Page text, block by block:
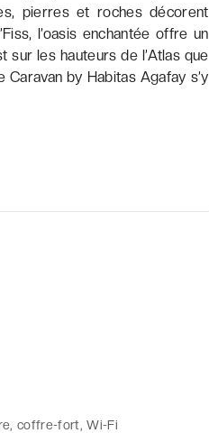
pierres et roches décorent
l’oasis enchantée offre un
sur les hauteurs de l’Atlas que
by Habitas Agafay s’y
coffre-fort, Wi-Fi